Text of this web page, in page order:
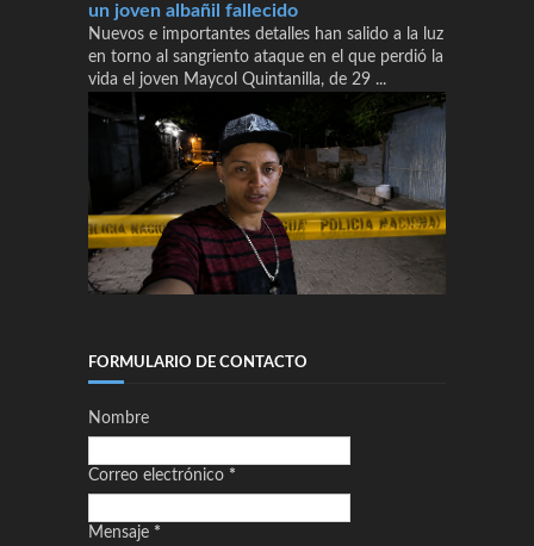
un joven albañil fallecido
Nuevos e importantes detalles han salido a la luz
en torno al sangriento ataque en el que perdió la
vida el joven Maycol Quintanilla, de 29 ...
FORMULARIO DE CONTACTO
Nombre
Correo electrónico *
Mensaje *